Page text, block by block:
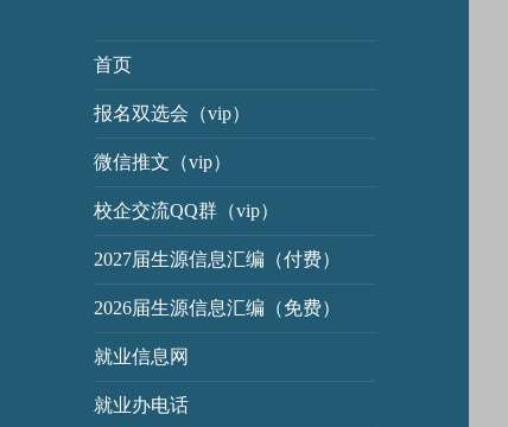
首页
报名双选会（vip）
微信推文（vip）
校企交流QQ群（vip）
2027届生源信息汇编（付费）
2026届生源信息汇编（免费）
就业信息网
就业办电话